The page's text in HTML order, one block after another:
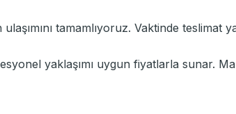
tamamlıyoruz. Vaktinde teslimat
yaklaşımı uygun fiyatlarla sunar.